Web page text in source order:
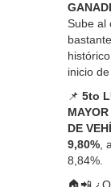
Sube al
inicio de
📌 5to
DE
9,80%
8,84%.